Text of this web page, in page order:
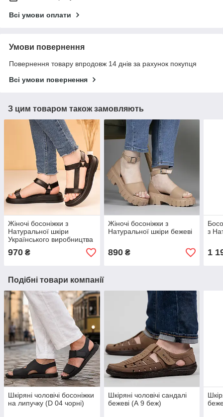
Всі умови оплати
Умови повернення
Повернення товару впродовж 14 днів за рахунок покупця
Всі умови повернення
З цим товаром також замовляють
Жіночі босоніжки з
Натуральної шкіри
Українського виробництва
чорні
970 ₴
Жіночі босоніжки з
Натуральної шкіри бежеві
890₴
з
1
Подібні товари компанії
Шкіряні чоловічі босоніжки
на липучку (D 04 чорні)
Шкіряні чоловічі сандалі
бежеві (А 9 беж)